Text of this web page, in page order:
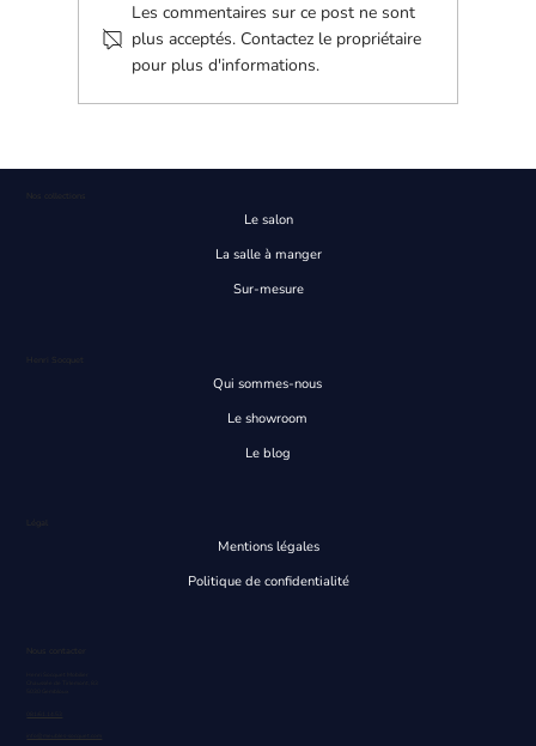
Les commentaires sur ce post ne sont
plus acceptés. Contactez le propriétaire
pour plus d'informations.
Le salon
La salle à manger
Sur-mesure
Mentions légales
Politique de confidentialité
Qui sommes-nous
Le showroom
Le blog